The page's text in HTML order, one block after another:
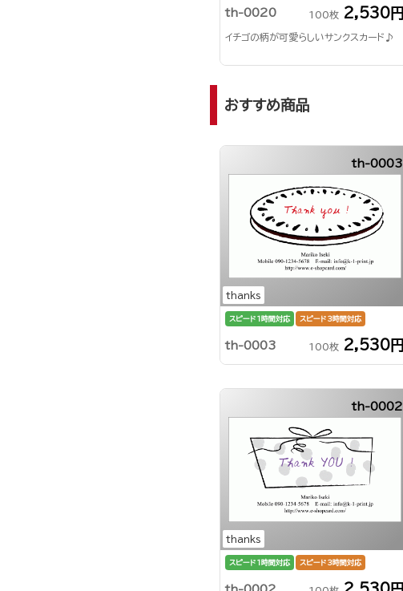
th-0020 100枚 2,530円
イチゴの柄が可愛らしいサンクスカード♪
おすすめ商品
thanks
th-0003
スピード1時間対応 スピード3時間対応
th-0003 100枚 2,530円
thanks
th-0002
スピード1時間対応 スピード3時間対応